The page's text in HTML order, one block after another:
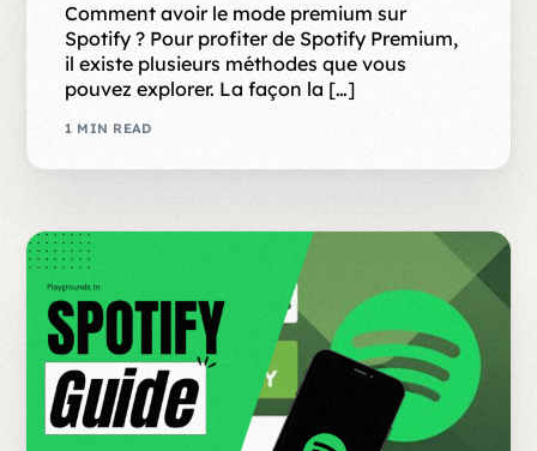
Comment avoir le mode premium sur
Spotify ? Pour profiter de Spotify Premium,
il existe plusieurs méthodes que vous
pouvez explorer. La façon la […]
1 MIN READ